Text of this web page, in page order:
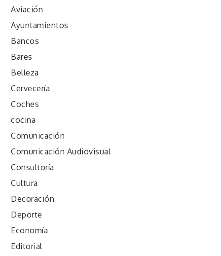
Aviación
Ayuntamientos
Bancos
Bares
Belleza
Cervecería
Coches
cocina
Comunicación
Comunicación Audiovisual
Consultoría
Cultura
Decoración
Deporte
Economía
Editorial